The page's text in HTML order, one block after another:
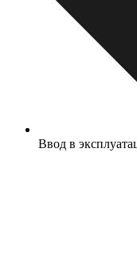
Ввод в